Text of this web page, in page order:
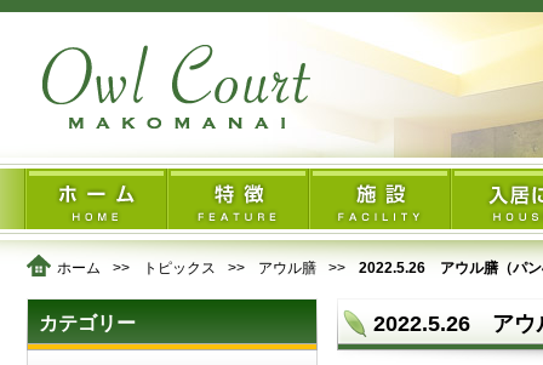
ホーム トピックス アウル膳 2022.5.26 アウル膳（パン
カテゴリー 2022.5.26 アウ